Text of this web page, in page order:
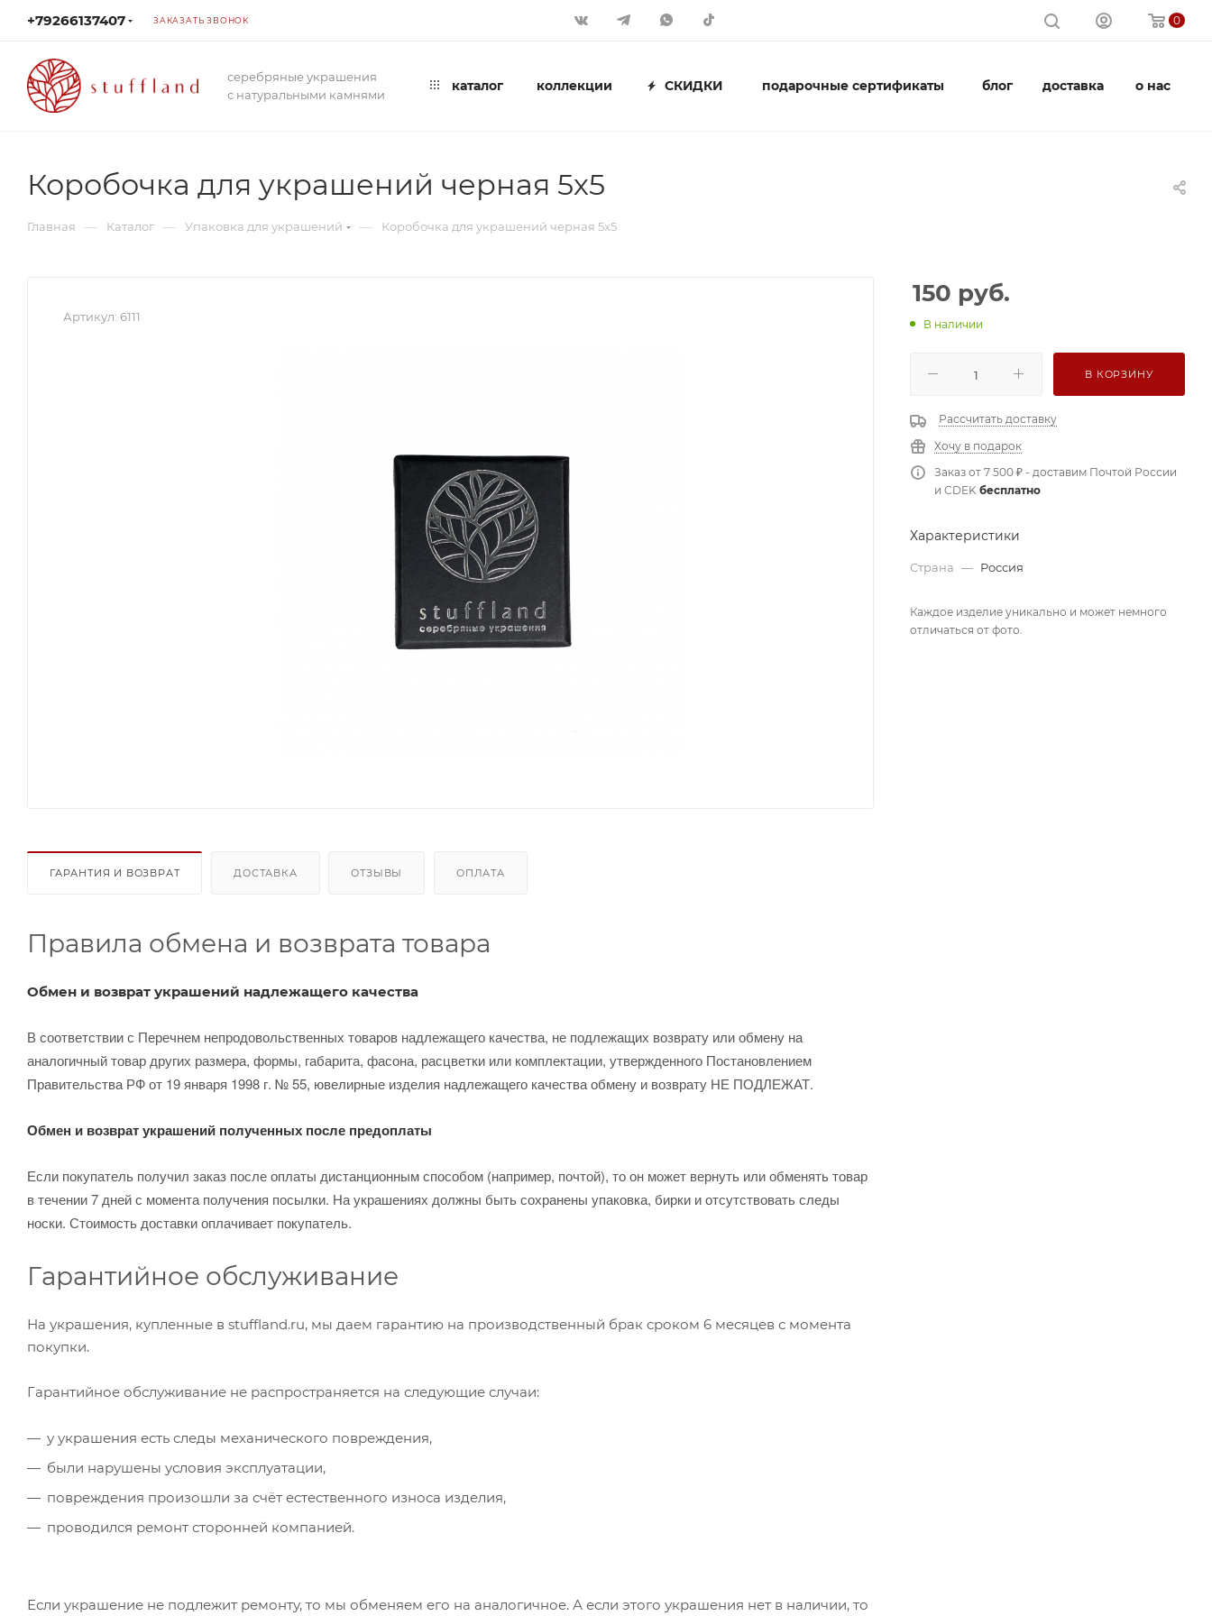
+79266137407 ЗАКАЗАТЬ ЗВОНОК 0
серебряные украшения
с натуральными камнями
каталог коллекции СКИДКИ подарочные сертификаты блог доставка о нас
Коробочка для украшений черная 5х5
Главная — Каталог — Упаковка для украшений — Коробочка для украшений черная 5х5
Артикул: 6111
ГАРАНТИЯ И ВОЗВРАТ ДОСТАВКА ОТЗЫВЫ ОПЛАТА
Правила обмена и возврата товара
Обмен и возврат украшений надлежащего качества
В соответствии с Перечнем непродовольственных товаров надлежащего качества, не подлежащих возврату или обмену на
аналогичный товар других размера, формы, габарита, фасона, расцветки или комплектации, утвержденного Постановлением
Правительства РФ от 19 января 1998 г. № 55, ювелирные изделия надлежащего качества обмену и возврату НЕ ПОДЛЕЖАТ.
Обмен и возврат украшений полученных после предоплаты
Если покупатель получил заказ после оплаты дистанционным способом (например, почтой), то он может вернуть или обменять товар
в течении 7 дней с момента получения посылки. На украшениях должны быть сохранены упаковка, бирки и отсутствовать следы
носки. Стоимость доставки оплачивает покупатель.
Гарантийное обслуживание
На украшения, купленные в stuffland.ru, мы даем гарантию на производственный брак сроком 6 месяцев с момента
покупки.
Гарантийное обслуживание не распространяется на следующие случаи:
у украшения есть следы механического повреждения,
были нарушены условия эксплуатации,
повреждения произошли за счёт естественного износа изделия,
проводился ремонт сторонней компанией.
Если украшение не подлежит ремонту, то мы обменяем его на аналогичное. А если этого украшения нет в наличии, то
150 руб.
В наличии
В КОРЗИНУ
Рассчитать доставку
Хочу в подарок
Заказ от 7 500 ₽ - доставим Почтой России
и CDEK бесплатно
Характеристики
Страна — Россия
Каждое изделие уникально и может немного
отличаться от фото.